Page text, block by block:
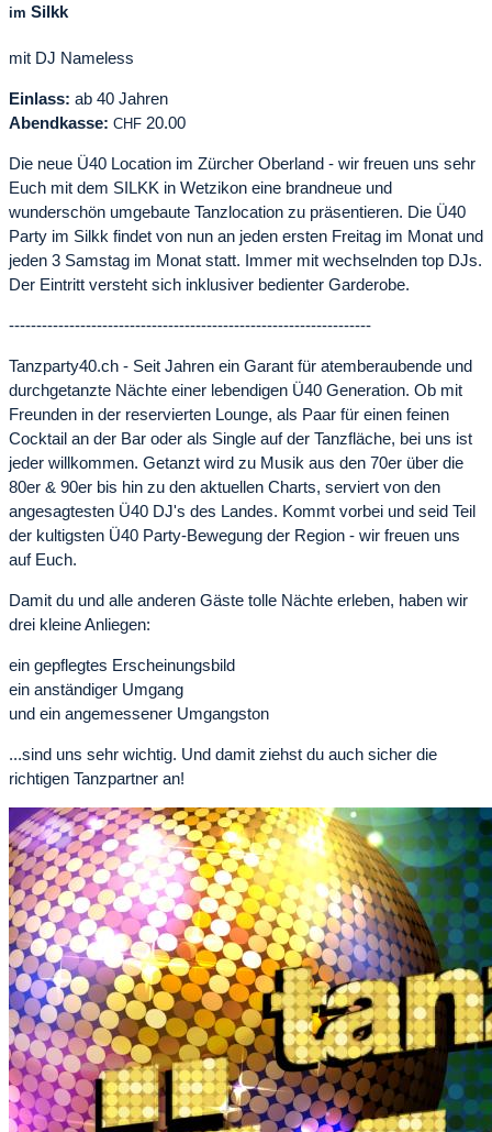
im Silkk
mit DJ Nameless
Einlass: ab 40 Jahren
Abendkasse: CHF 20.00
Die neue Ü40 Location im Zürcher Oberland - wir freuen uns sehr
Euch mit dem SILKK in Wetzikon eine brandneue und
wunderschön umgebaute Tanzlocation zu präsentieren. Die Ü40
Party im Silkk findet von nun an jeden ersten Freitag im Monat und
jeden 3 Samstag im Monat statt. Immer mit wechselnden top DJs.
Der Eintritt versteht sich inklusiver bedienter Garderobe.
------------------------------------------------------------------
Tanzparty40.ch - Seit Jahren ein Garant für atemberaubende und
durchgetanzte Nächte einer lebendigen Ü40 Generation. Ob mit
Freunden in der reservierten Lounge, als Paar für einen feinen
Cocktail an der Bar oder als Single auf der Tanzfläche, bei uns ist
jeder willkommen. Getanzt wird zu Musik aus den 70er über die
80er & 90er bis hin zu den aktuellen Charts, serviert von den
angesagtesten Ü40 DJ's des Landes. Kommt vorbei und seid Teil
der kultigsten Ü40 Party-Bewegung der Region - wir freuen uns
auf Euch.
Damit du und alle anderen Gäste tolle Nächte erleben, haben wir
drei kleine Anliegen:
ein gepflegtes Erscheinungsbild
ein anständiger Umgang
und ein angemessener Umgangston
...sind uns sehr wichtig. Und damit ziehst du auch sicher die
richtigen Tanzpartner an!